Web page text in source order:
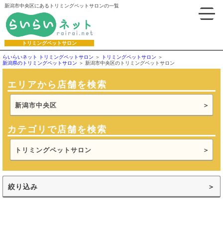
新潟市中央区にあるトリミングペットサロンの一覧
トリミングペットサロン
らいらいネット トリミングペットサロン
トリミングペットサロン
新潟県のトリミングペットサロン
新潟市中央区のトリミングペットサロン
エリアから店舗を検索
新潟市中央区
カテゴリで店舗を検索
トリミングペットサロン
絞り込み